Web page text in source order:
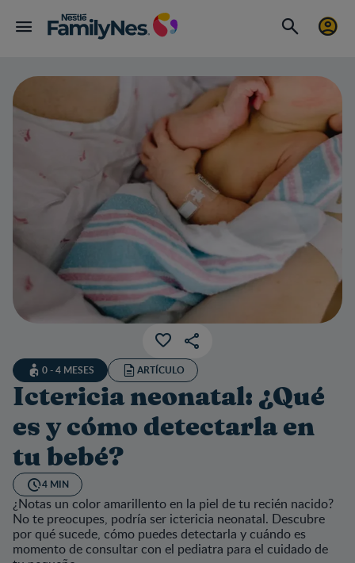
0 - 4 MESES ARTÍCULO
Ictericia neonatal: ¿Qué
es y cómo detectarla en
tu bebé?
4 MIN
¿Notas un color amarillento en la piel de tu recién nacido?
No te preocupes, podría ser ictericia neonatal. Descubre
por qué sucede, cómo puedes detectarla y cuándo es
momento de consultar con el pediatra para el cuidado de